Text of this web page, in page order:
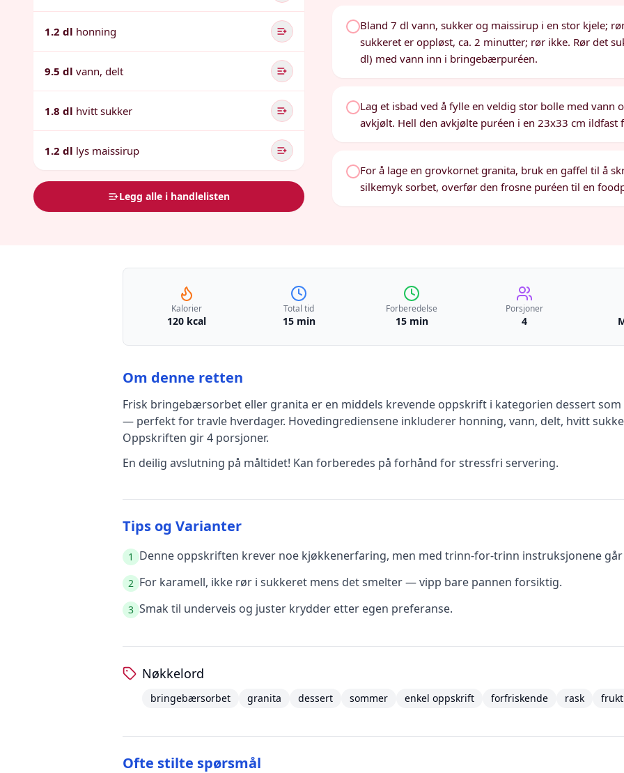
1.2 dl honning
9.5 dl vann, delt
1.8 dl hvitt sukker
1.2 dl lys maissirup
Legg alle i handlelisten
Bland 7 dl vann, sukker og maissirup i en stor kjele;
sukkeret er oppløst, ca. 2 minutter; rør ikke. Rør det
dl) med vann inn i bringebærpuréen.
Lag et isbad ved å fylle en veldig stor bolle med
avkjølt. Hell den avkjølte puréen i en 23x33 cm
For å lage en grovkornet granita, bruk en gaffel til å
silkemyk sorbet, overfør den frosne puréen til en
Kalorier
120 kcal
Total tid
15 min
Forberedelse
15 min
Porsjoner
4
Om denne retten
Frisk bringebærsorbet eller granita er en middels krevende oppskrift i kategorien dessertsom
— perfekt for travle hverdager. Hovedingrediensene inkluderer honning, vann, delt, hvitt
Oppskriften gir4 porsjoner.
En deilig avslutning på måltidet! Kan forberedes på forhånd for stressfri servering.
Tips og Varianter
1 Denne oppskriften krever noe kjøkkenerfaring, men med trinn-for-trinn instruksjonene
2 For karamell, ikke rør i sukkeret mens det smelter — vipp bare pannen forsiktig.
3 Smak til underveis og juster krydder etter egen preferanse.
Nøkkelord
bringebærsorbet granita dessert sommer enkel oppskrift forfriskende rask frukt
Ofte stilte spørsmål